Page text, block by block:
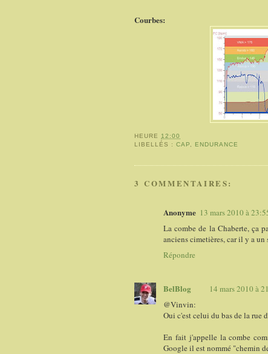
Courbes:
HEURE 12:00
LIBELLÉS :CAP ENDURANCE
3 COMMENTAIRES:
Anonyme 13 mars 2010 à
La combe de la Chaberte, ça
anciens cimetières, car il y a
Répondre
BelBlog
14 mars 2010 à
@Vinvin:
Oui c'est celui du bas de la
En fait j'appelle la combe
Google il est nommé "chemin